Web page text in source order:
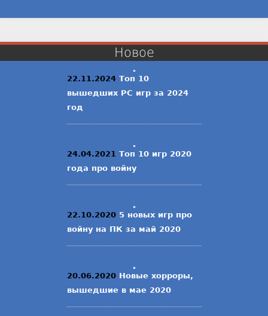
Новое
22.11.2024 Топ 10
вышедших PC игр за 2024
год
24.04.2021 Топ 10 игр 2020
года про войну
22.10.2020 5 новых игр про
войну на ПК за май 2020
20.06.2020 Новые хорроры,
вышедшие в мае 2020